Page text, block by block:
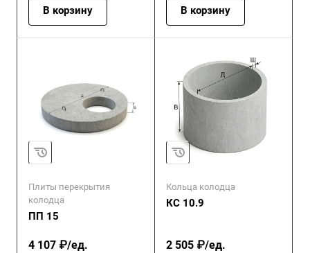
В корзину В корзину
Плиты перекрытия
колодца
ПП 15
4 107 ₽/ед.
Кольца колодца
КС 10.9
2 505 ₽/ед.